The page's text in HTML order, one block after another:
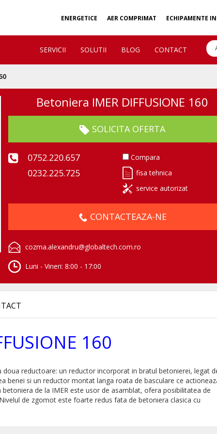
ENERGETICE AER COMPRIMAT ECHIPAMENTE
SERVICII SOLUTII BLOG CONTACT
Betoniera IMER DIFFUSIONE 160
SOLICITA OFERTA
0752.220.657
0232.225.725
Compara
fisa tehnica
service autorizat
CONTACTEAZA-NE
cozma.alexandru@globaltech.com.ro
Luni - Vineri: 8:00 - 17:00
160
reductoare: un reductor incorporat in bratul betonierei, legat
benei si un reductor montat langa roata de basculare ce
de la IMER este usor de asamblat, ofera posibilitatea de
de zgomot este foarte redus fata de betoniera clasica cu